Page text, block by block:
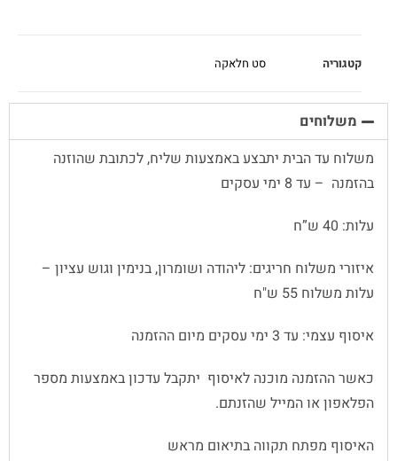
קטגוריה סט חלאקה
משלוחים
משלוח עד הבית יתבצע באמצעות שליח, לכתובת שהוזנה
בהזמנה – עד 8 ימי עסקים
עלות: 40 ש”ח
איזורי משלוח חריגים: ליהודה ושומרון, בנימין וגוש עציון –
עלות משלוח 55 ש"ח
איסוף עצמי: עד 3 ימי עסקים מיום ההזמנה
כאשר ההזמנה מוכנה לאיסוף יתקבל עדכון באמצעות מספר
הפלאפון או המייל שהזנתם.
האיסוף מפתח תקווה בתיאום מראש